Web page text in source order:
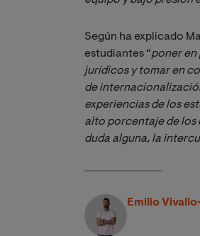
Según ha explicado
estudiantes “poner en
jurídicos y tomar en
de
experiencias de los
alto porcentaje de los
duda alguna, la
Emilio